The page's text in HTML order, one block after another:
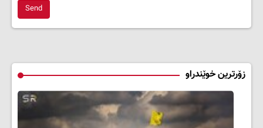
Send
زۆرترین خوێندراو